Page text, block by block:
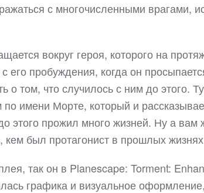
с многочисленными врагами,
вокруг героя, которого на
его пробуждения, когда он
о том, что случилось с ним до этого.
имени Морте, который и
этого прожил много жизней. Ну а
кем был протагонист в прошлых
так он в Planescape: Torment:
графика и визуальное